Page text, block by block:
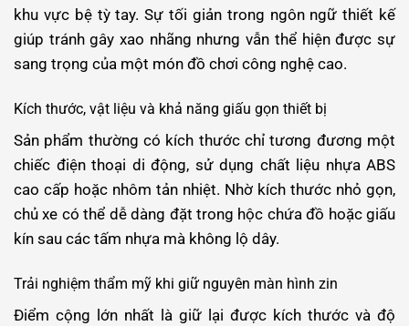
khu vực bệ tỳ tay. Sự tối giản trong ngôn ngữ thiết kế
giúp tránh gây xao nhãng nhưng vẫn thể hiện được sự
sang trọng của một món đồ chơi công nghệ cao.
Kích thước, vật liệu và khả năng giấu gọn thiết bị
Sản phẩm thường có kích thước chỉ tương đương một
chiếc điện thoại di động, sử dụng chất liệu nhựa ABS
cao cấp hoặc nhôm tản nhiệt. Nhờ kích thước nhỏ gọn,
chủ xe có thể dễ dàng đặt trong hộc chứa đồ hoặc giấu
kín sau các tấm nhựa mà không lộ dây.
Trải nghiệm thẩm mỹ khi giữ nguyên màn hình zin
Điểm cộng lớn nhất là giữ lại được kích thước và độ